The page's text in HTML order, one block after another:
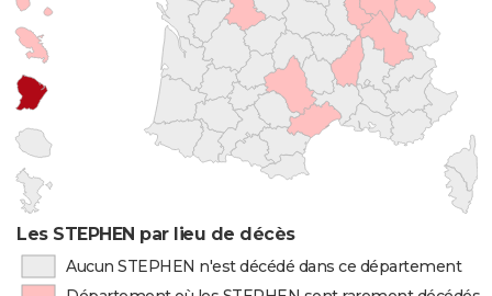
Les STEPHEN par lieu de décès
Aucun STEPHEN n'est décédé dans ce département